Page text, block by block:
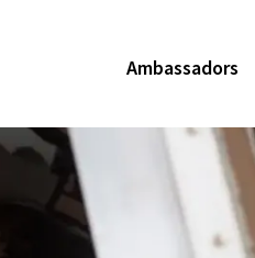
Ambassadors